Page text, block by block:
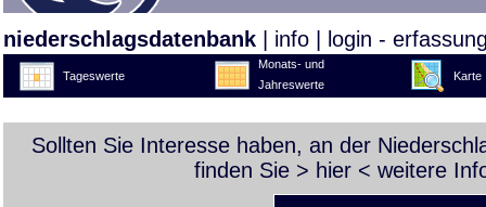
niederschlagsdatenbank info login -
Tageswerte
Monats- und
Jahreswerte
Karte
Sollten Sie Interesse haben, an der
finden Sie > hier < weitere